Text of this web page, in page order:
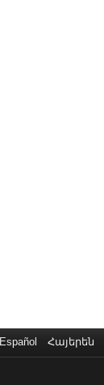
Español Հայերեն